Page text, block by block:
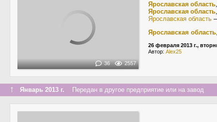
36 2557
Ярославская область
Ярославская область
Ярославская область
Ярославская область
26 февраля 2013 г.,
Автор: Alex25
↑ Январь 2013 г. Передан в другое предприятие или на завод